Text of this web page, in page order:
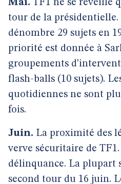
Mai. TF1 ne se réveille
tour de la présidentielle.
dénombre 29 sujets en
priorité est donnée à
groupements
flash-balls (10 sujets).
quotidiennes ne sont
fois.
Juin. La proximité des
verve sécuritaire de
délinquance. La plupart
second tour du 16 juin.